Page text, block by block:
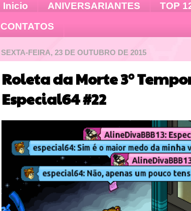
Inicio ANIVERSARIANTES TOP
CONTATOS
SEXTA-FEIRA, 23 DE OUTUBRO DE 2015
Roleta da Morte 3°
Especial64 #22